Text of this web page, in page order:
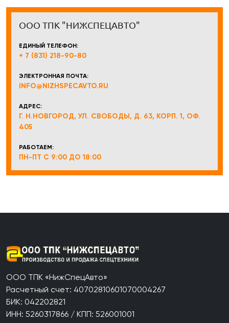
ООО ТПК "НИЖСПЕЦАВТО"
ЕДИНЫЙ ТЕЛЕФОН:
+ 7 (831) 218-90-80
ЭЛЕКТРОННАЯ ПОЧТА:
INFO@NIZHSPECAVTO.RU
АДРЕС:
Г. Н.НОВГОРОД, УЛ. СВОБОДЫ, Д. 63, КОРП. 1, ОФ.
405
РАБОТАЕМ:
ПН-ПТ С 9:00 ДО 18:00
ООО ТПК «НижСпецАвто»
Расчетный счет: 40702810601070004267
БИК: 042202821
ИНН: 5260317866 / КПП: 526001001